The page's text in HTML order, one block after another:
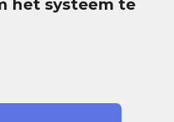
het systeem te